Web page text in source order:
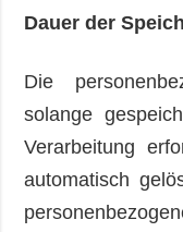
Dauer der
Die
solange
Verarbeitung
automatisch